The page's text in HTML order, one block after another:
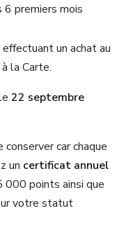
6 premiers mois
effectuant un achat au
la Carte.
22 septembre
car chaque
un certificat annuel
000 points ainsi que
votre statut